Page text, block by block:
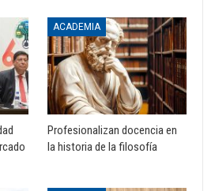
ACADEMIA
Profesionalizan docencia en
la historia de la filosofía